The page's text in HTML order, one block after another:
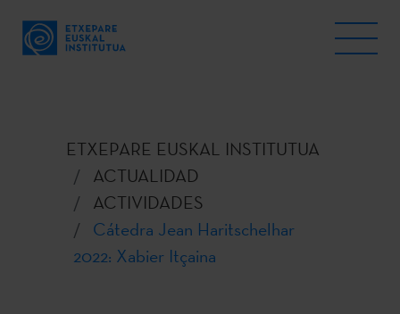
ETXEPARE EUSKAL INSTITUTUA
ACTUALIDAD
ACTIVIDADES
Cátedra Jean Haritschelhar
2022: Xabier Itçaina